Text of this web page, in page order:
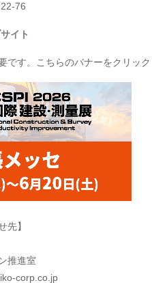
76
イト
です。こちらのバナーをクリッ
先】
推進室
corp.co.jp